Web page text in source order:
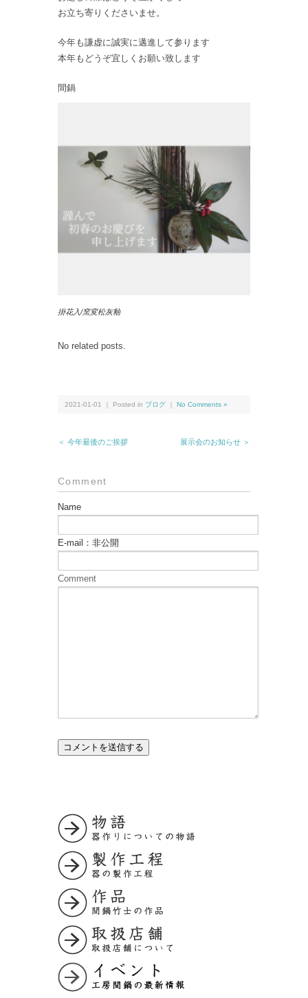
お立ち寄りくださいませ。
今年も謙虚に誠実に邁進して参ります
本年もどうぞ宜しくお願い致します
間鍋
掛花入/窯変松灰釉
No related posts.
2021-01-01 ｜ Posted in ブログ No Comments »
＜ 今年最後のご挨拶 展示会のお知らせ ＞
Comment
Name
E-mail：非公開
Comment